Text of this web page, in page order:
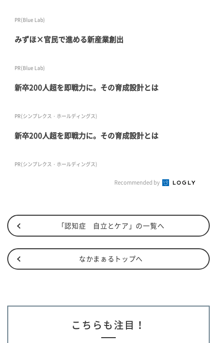
PR(Blue Lab)
みずほ×官民で進める新産業創出
PR(Blue Lab)
新卒200人超を即戦力に。その育成設計とは
PR(シンプレクス・ホールディングス)
新卒200人超を即戦力に。その育成設計とは
PR(シンプレクス・ホールディングス)
Recommended by
「認知症 自立とケア」の一覧へ
なかまぁるトップへ
こちらも注目！